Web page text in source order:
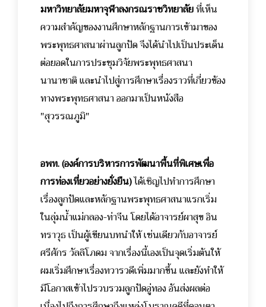
มหาวิทยาลัยมหาจุฬาลงกรณราชวิทยาลัยที่เห็น
ความสำคัญของงานศึกษาหลักฐานการเข้ามาของ
พระพุทธศาสนาผ่านลูกปัด จึงได้นำไปเป็นประเด็น
ต่อยอดในการประชุมวิจัยพระพุทธศาสนา
นานาชาติ และนำไปสู่การศึกษาเรื่องราวที่เกี่ยวข้อง
ทางพระพุทธศาสนา ออกมาเป็นหนังสือ
"สุวรรณภูมิ"
อพท. (องค์การบริหารการพัฒนาพื้นที่พิเศษเพื่อ
การท่องเที่ยวอย่างยั่งยืน)ได้เชิญไปทำการศึกษา
เรื่องลูกปัดและหลักฐานพระพุทธศาสนาแรกเริ่ม
ในลุ่มน้ำแม่กลอง-ท่าจีน โดยได้อาจารย์ผาสุข อิน
ทราวุธ เป็นผู้เขียนบทนำให้ เช่นเดียวกับอาจารย์
ศรีศักร วัลลิโภดมจากเรื่องนี้เองเป็นจุดเริ่มต้นให้
ผมเริ่มศึกษาเรื่องทวารวดีเพิ่มมากขึ้น และยังทำให้
มีโอกาสเข้าไปรวบรวมลูกปัดอู่ทอง อันส่งผลต่อ